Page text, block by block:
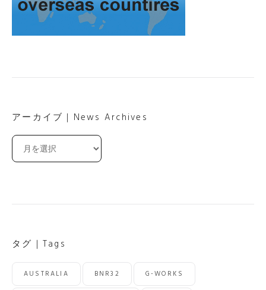
アーカイブ｜News Archives
ア
ー
Archives
タグ｜Tags
AUSTRALIA BNR32 G-WORKS